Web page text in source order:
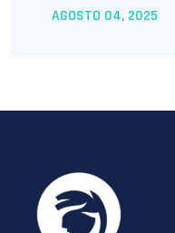
AGOSTO 04, 2025